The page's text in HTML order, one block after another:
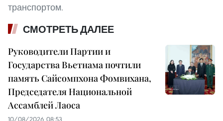
транспортом.
СМОТРЕТЬ ДАЛЕЕ
Руководители Партии и
Государства Вьетнама почтили
память Сайсомпхона Фомвихана,
Председателя Национальной
Ассамблей Лаоса
10/08/2026 08:53